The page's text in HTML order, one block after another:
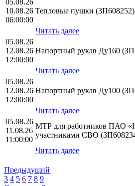
05.08.26
10.08.26
06:00:00
Тепловые пушки (ЗП608252)
Читать далее
05.08.26
12.08.26
12:00:00
Напортный рукав Ду160
Читать далее
05.08.26
12.08.26
12:00:00
Напортный рукав Ду100
Читать далее
05.08.26
11.08.26
11:00:00
МТР для работников ПАО
участниками СВО
Читать далее
Предыдущий
3 4 5 6 7 8 9